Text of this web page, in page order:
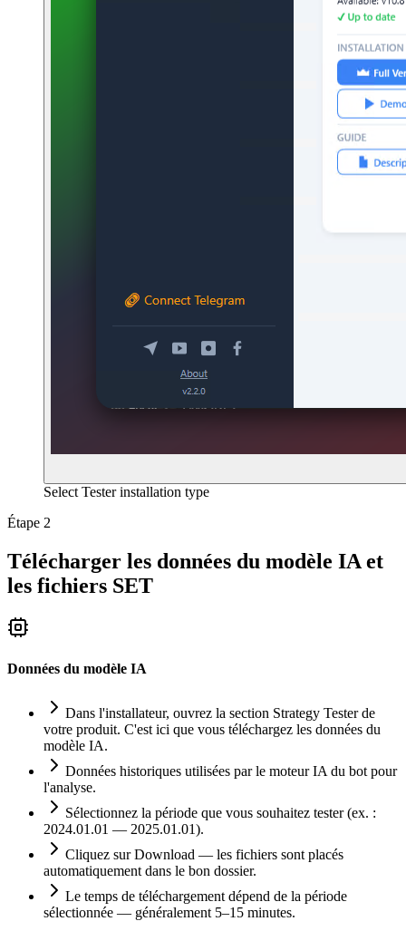
Select Tester installation type
Étape 2
Télécharger les données du modèle IA et
les fichiers SET
Données du modèle IA
Dans l'installateur, ouvrez la section Strategy Tester de
votre produit. C'est ici que vous téléchargez les données du
modèle IA.
Données historiques utilisées par le moteur IA du bot pour
l'analyse.
Sélectionnez la période que vous souhaitez tester (ex. :
2024.01.01 — 2025.01.01).
Cliquez sur Download — les fichiers sont placés
automatiquement dans le bon dossier.
Le temps de téléchargement dépend de la période
sélectionnée — généralement 5–15 minutes.